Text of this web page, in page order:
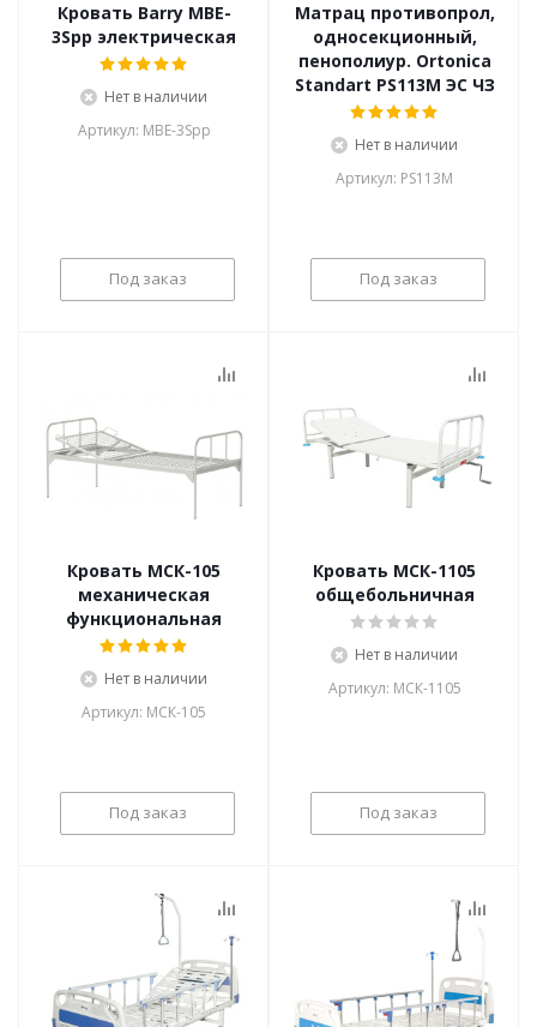
Кровать Barry MBE-
3Spp электрическая
Нет в наличии
Артикул: MBE-3Spp
Под заказ
Матрац противопрол,
односекционный,
пенополиур. Ortonica
Standart PS113M ЭС ЧЗ
Нет в наличии
Артикул: PS113M
Под заказ
Кровать МСК-105
механическая
функциональная
Нет в наличии
Артикул: МСК-105
Под заказ
Кровать МСК-1105
общебольничная
Нет в наличии
Артикул: МСК-1105
Под заказ